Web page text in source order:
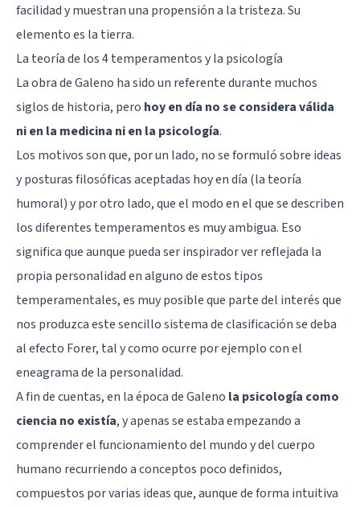
facilidad y muestran una propensión a la tristeza. Su
elemento es la tierra.
La teoría de los 4 temperamentos y la psicología
La obra de Galeno ha sido un referente durante muchos
siglos de historia, pero hoy en día no se considera válida
ni en la medicina ni en la psicología.
Los motivos son que, por un lado, no se formuló sobre ideas
y posturas filosóficas aceptadas hoy en día (la teoría
humoral) y por otro lado, que el modo en el que se describen
los diferentes temperamentos es muy ambigua. Eso
significa que aunque pueda ser inspirador ver reflejada la
propia personalidad en alguno de estos tipos
temperamentales, es muy posible que parte del interés que
nos produzca este sencillo sistema de clasificación se deba
alefecto Forer, tal y como ocurre por ejemplo con el
eneagrama de la personalidad.
A fin de cuentas, en la época de Galeno la psicología como
ciencia no existía, y apenas se estaba empezando a
comprender el funcionamiento del mundo y del cuerpo
humano recurriendo a conceptos poco definidos,
compuestos por varias ideas que, aunque de forma intuitiva